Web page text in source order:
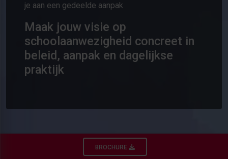
je aan een gedeelde aanpak
Maak jouw visie op
schoolaanwezigheid concreet in
beleid, aanpak en dagelijkse
praktijk
BROCHURE